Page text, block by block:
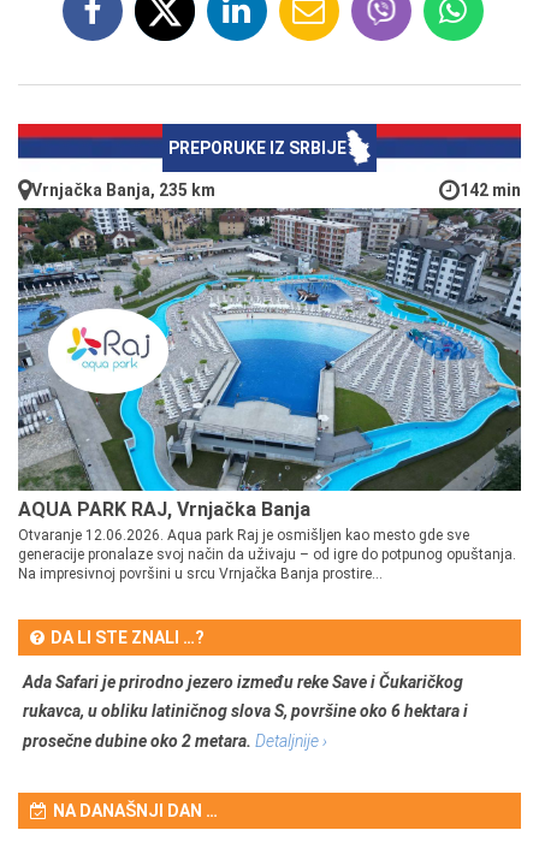
PREPORUKE IZ SRBIJE
Vrnjačka Banja, 235 km 142 min
AQUA PARK RAJ, Vrnjačka Banja
Otvaranje 12.06.2026. Aqua park Raj je osmišljen kao mesto gde sve
generacije pronalaze svoj način da uživaju – od igre do potpunog opuštanja.
Na impresivnoj površini u srcu Vrnjačka Banja prostire...
DA LI STE ZNALI …?
Ada Safari je prirodno jezero između reke Save i Čukaričkog
rukavca, u obliku latiničnog slova S, površine oko 6 hektara i
prosečne dubine oko 2 metara. Detaljnije ›
NA DANAŠNJI DAN …